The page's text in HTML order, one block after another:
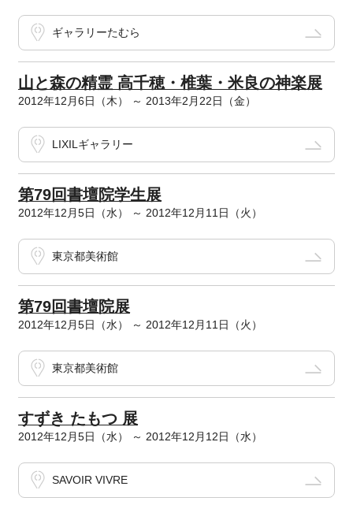
ギャラリーたむら
山と森の精霊 高千穂・椎葉・米良の神楽展
2012年12月6日（木） ～ 2013年2月22日（金）
LIXILギャラリー
第79回書壇院学生展
2012年12月5日（水） ～ 2012年12月11日（火）
東京都美術館
第79回書壇院展
2012年12月5日（水） ～ 2012年12月11日（火）
東京都美術館
すずき たもつ 展
2012年12月5日（水） ～ 2012年12月12日（水）
SAVOIR VIVRE